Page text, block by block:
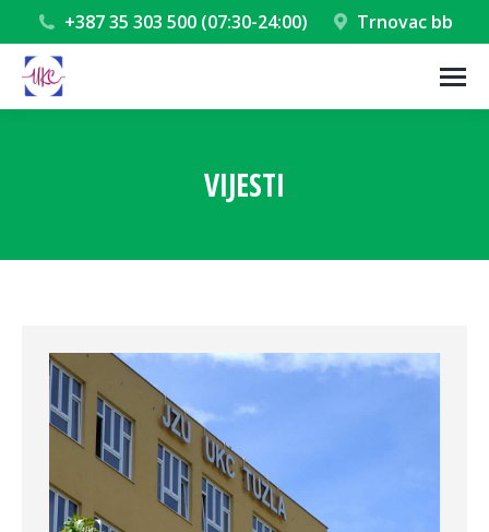
+387 35 303 500 (07:30-24:00) Trnovac bb
VIJESTI